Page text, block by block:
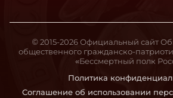
Политика
Соглашение об использовании
© 2015-2026 Официальный сайт
общественного гражданско-
«Бессмертный полк